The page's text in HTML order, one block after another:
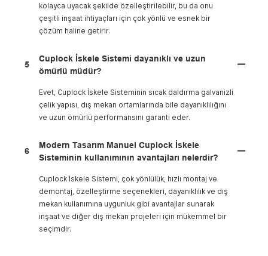
kolayca uyacak şekilde özelleştirilebilir, bu da onu
çeşitli inşaat ihtiyaçları için çok yönlü ve esnek bir
çözüm haline getirir.
5
Cuplock İskele Sistemi dayanıklı ve uzun
ömürlü müdür?
Evet, Cuplock İskele Sisteminin sıcak daldırma galvanizli
çelik yapısı, dış mekan ortamlarında bile dayanıklılığını
ve uzun ömürlü performansını garanti eder.
6
Modern Tasarım Manuel Cuplock İskele
Sisteminin kullanımının avantajları nelerdir?
Cuplock İskele Sistemi, çok yönlülük, hızlı montaj ve
demontaj, özelleştirme seçenekleri, dayanıklılık ve dış
mekan kullanımına uygunluk gibi avantajlar sunarak
inşaat ve diğer dış mekan projeleri için mükemmel bir
seçimdir.